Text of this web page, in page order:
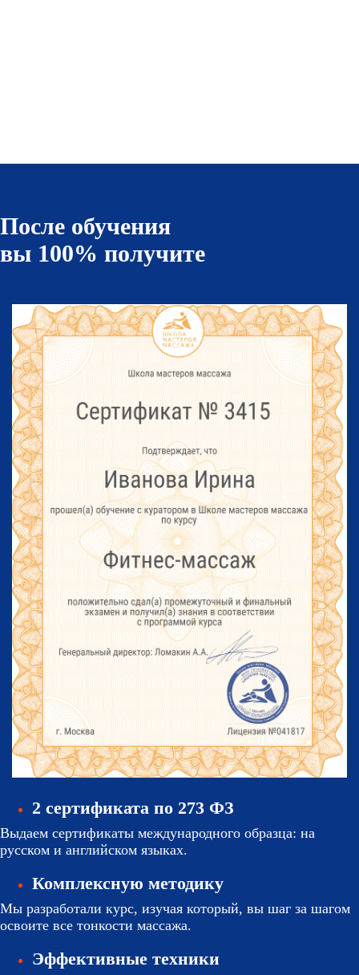
После обучения
вы 100% получите
2 сертификата по 273 ФЗ
Выдаем сертификаты международного образца: на
русском и английском языках.
Комплексную методику
Мы разработали курс, изучая который, вы шаг за шагом
освоите все тонкости массажа.
Эффективные техники